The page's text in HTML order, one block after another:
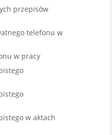
przepisów
telefonu w
w pracy
w aktach